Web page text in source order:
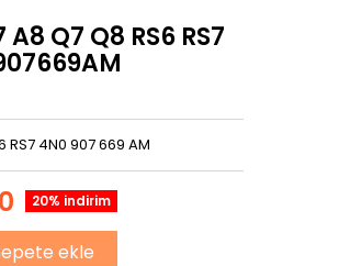
Q7 Q8 RS6 RS7
RS7 4N0 907 669 AM
20% indirim
ekle